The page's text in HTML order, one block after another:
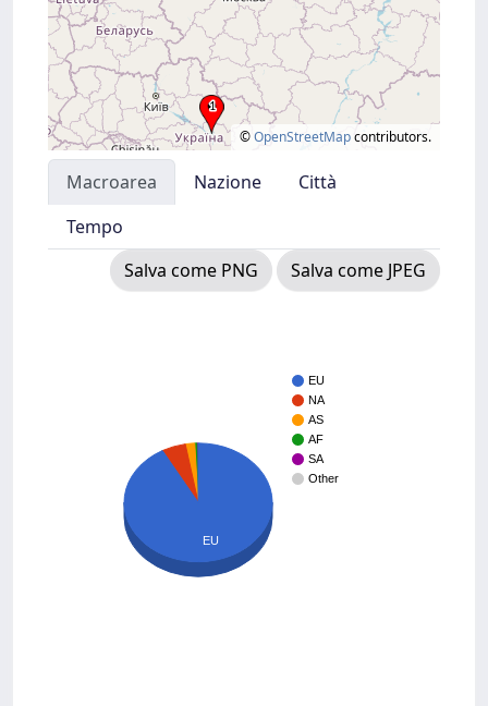
©OpenStreetMapcontributors.
Macroarea Nazione
Città
Tempo
Salva come PNG
Salva come JPEG
EU
NA
AS
AF
SA
Other
EU